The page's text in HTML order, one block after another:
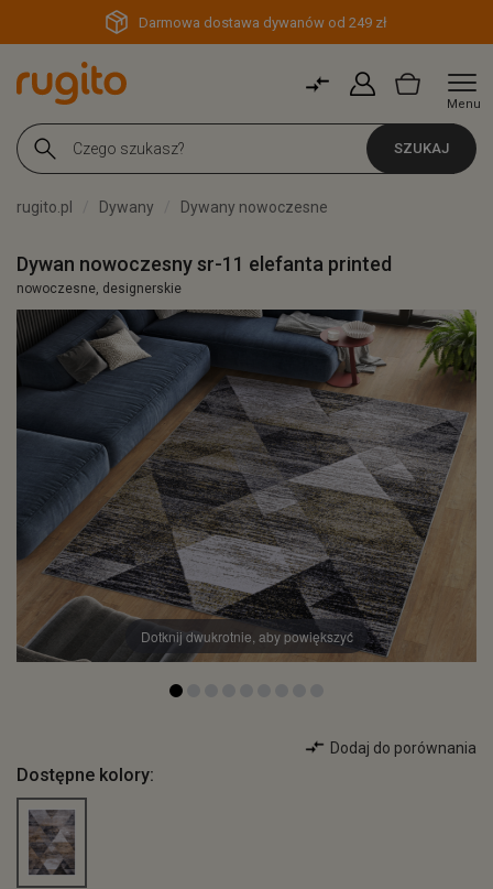
Darmowa dostawa dywanów od 249 zł
Menu
SZUKAJ
rugito.pl Dywany Dywany nowoczesne
Dywan nowoczesny sr-11 elefanta printed
nowoczesne, designerskie
Dotknij dwukrotnie, aby powiększyć
Dodaj do porównania
Dostępne kolory: